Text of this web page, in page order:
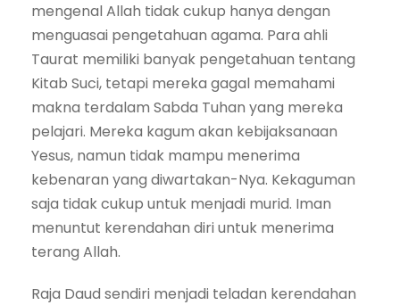
mengenal Allah tidak cukup hanya dengan
menguasai pengetahuan agama. Para ahli
Taurat memiliki banyak pengetahuan tentang
Kitab Suci, tetapi mereka gagal memahami
makna terdalam Sabda Tuhan yang mereka
pelajari. Mereka kagum akan kebijaksanaan
Yesus, namun tidak mampu menerima
kebenaran yang diwartakan-Nya. Kekaguman
saja tidak cukup untuk menjadi murid. Iman
menuntut kerendahan diri untuk menerima
terang Allah.
Raja Daud sendiri menjadi teladan kerendahan